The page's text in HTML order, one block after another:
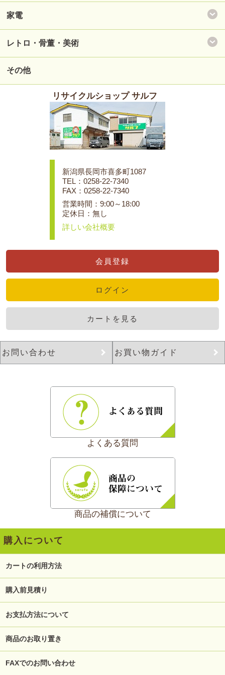
家電
レトロ・骨董・美術
その他
リサイクルショップ サルフ
新潟県長岡市喜多町1087
TEL：0258-22-7340
FAX：0258-22-7340
営業時間：9:00～18:00
定休日：無し
詳しい会社概要
会員登録
ログイン
カートを見る
お問い合わせ お買い物ガイド
よくある質問
商品の補償について
購入について
カートの利用方法
購入前見積り
お支払方法について
商品のお取り置き
FAXでのお問い合わせ